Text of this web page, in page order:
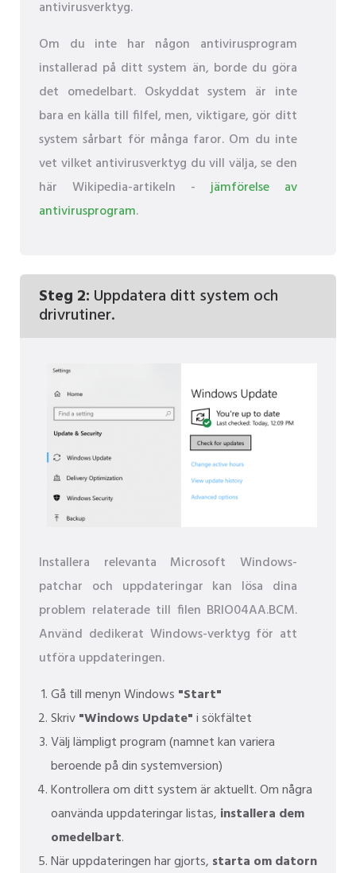
antivirusverktyg.
Om du inte har någon antivirusprogram
installerad på ditt system än, borde du göra
det omedelbart. Oskyddat system är inte
bara en källa till filfel, men, viktigare, gör ditt
system sårbart för många faror. Om du inte
vet vilket antivirusverktyg du vill välja, se den
här Wikipedia-artikeln -jämförelse av
antivirusprogram.
Steg 2: Uppdatera ditt system och
drivrutiner.
Installera relevanta Microsoft Windows-
patchar och uppdateringar kan lösa dina
problem relaterade till filen BRIO04AA.BCM.
Använd dedikerat Windows-verktyg för att
utföra uppdateringen.
Gå till menyn Windows "Start"
Skriv"Windows Update"i sökfältet
Välj lämpligt program (namnet kan variera
beroende på din systemversion)
Kontrollera om ditt system är aktuellt. Om några
oanvända uppdateringar listas, installera dem
omedelbart.
När uppdateringen har gjorts, starta om datorn